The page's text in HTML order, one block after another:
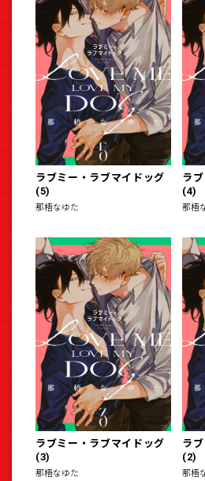
ラブミー・ラブマイドッグ
(5)
那梧なゆた
ラ
(4)
那梧
ラブミー・ラブマイドッグ
(3)
那梧なゆた
ラ
(2)
那梧